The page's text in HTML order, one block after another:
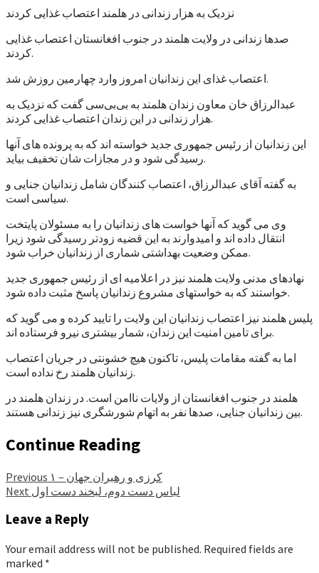
نزدیک به هزار زندانی در هلمند اعتصاب غذایی کردند
صدها زندانی در ولایت هلمند در جنوب افغانستان اعتصاب غذایی
کردند.
اعتصاب غذای این زندانیان امروز وارد چهارمین روزش شد.
عبدالرزاق خان معاون زندان هلمند به بی‌بی‌سی گفت که نزدیک به
هزار زندانی در این زندان اعتصاب غذایی کردند.
این زندانیان از رئیس جمهوری جدید خواسته اند که به پرونده های آنها
رسیدگی شود و در مجازات شان تخفیف بیاید.
به گفته آقای عبدالرزاق، اعتصاب کنندگان شامل زندانیان جنایی و
سیاسی است.
وی می گوید که آنها خواست های زندانیان را به مسئولان پایتخت
انتقال داده اند و امیدوارند به این قضیه زودتر رسیدگی شود زیرا
ممکن وضعیت بهداشتی شماری از زندانیان خراب شود.
نهادهای مدنی ولایت هلمند نیز در اعلامیه ای از رئیس جمهوری جدید
خواستند که به خواستهای مشروع زندانیان پاسخ مثبت داده شود.
پلیس هلمند نیز اعتصاب زندانیان این ولایت را تایید کرده و می گوید که
برای تامین امنیت این زندان، شمار بیشتری نیرو فرستاده اند.
اما به گفته مقامات پلیس، تاکنون هیچ خشونتی در جریان اعتصاب
زندانیان هلمند رخ نداده است.
هلمند در جنوب افغانستان از ولایات ناامن است. در زندان هلمند در
بین زندانیان جنایی، صدها نفر به اتهام شورشگری نیز زندانی هستند.
Continue Reading
Previous
کرزی و رهبران جهان – ۱
Next لباس دست دوم، لبخند دست اول
Leave a Reply
Your email address will not be published. Required fields are
marked *